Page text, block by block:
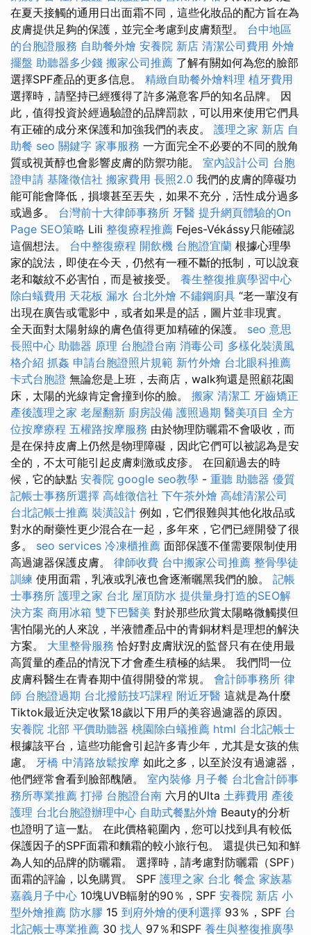
在夏天接觸的通用日出面霜不同，這些化妝品的配方旨在為
皮膚提供足夠的保護，並完全考慮到皮膚類型。 台中地區
的台胞證服務 自助餐外燴 安養院 新店 清潔公司費用 外燴
擺盤 助聽器多少錢 搬家公司推薦 了解有關如何為您的臉部
選擇SPF產品的更多信息。 精緻自助餐外燴料理 植牙費用
選擇時，請堅持已經獲得了許多滿意客戶的知名品牌。 因
此，值得投資於經過驗證的品牌罰款，可以用來使用它們具
有正確的成分來保護和加強我們的表皮。 護理之家 新店 自
助餐 seo 關鍵字 家事服務 一方面完全不必要的不​​同的脫角
質或視黃醇也會影響皮膚的防禦功能。 室內設計公司 台胞
證申請 基隆徵信社 搬家費用 長照2.0 我們的皮膚的障礙功
能可能會降低，損壞甚至丟失，如果不充分，活性成分過多
或過多。 台灣前十大律師事務所 牙醫 提升網頁體驗的On
Page SEO策略 Lili 整復療程推薦 Fejes-Vékássy只能確認
這個想法。 台中整復療程 開飲機 台胞證宜蘭 根據心理學
家的說法，即使在今天，仍然有一種不斷的抵制，可以說衰
老和皺紋不必害怕，而是被接受。 養生整復推廣學習中心
除白蟻費用 天花板 漏水 台北外燴 不鏽鋼廚具 “老一輩沒有
出現在廣告或電影中，或者如果是的話，圖片並非現實。
全天面對太陽射線的膚色值得更加精確的保護。 seo 意思
長照中心 助聽器 原理 台胞證台南 消毒公司 多樣化裝潢風
格介紹 抓姦 申請台胞證照片規範 新竹外燴 台北眼科推薦
卡式台胞證 無論您是上班，去商店，walk狗還是照顧花園
床，太陽的光線肯定會撞到你的臉。 搬家 清潔工 牙齒矯正
產後護理之家 老屋翻新 廚房設備 護照過期 醫美項目 全方
位按摩療程 五權路按摩服務 由於物理防曬霜不會吸收，而
是在保持皮膚上仍然是物理障礙，因此它們可以被認為是安
全的，不太可能引起皮膚刺激或皮疹。 在回顧過去的時
候，它的缺點 安養院 google seo教學 - 重聽 助聽器 優質
記帳士事務所選擇 高雄徵信社 下午茶外燴 高雄清潔公司
台北記帳士推薦 裝潢設計 例如，它們很難與其他化妝品或
對水的耐藥性更少混合在一起，多年來，它們已經開發了很
多。 seo services 冷凍櫃推薦 面部保護不僅需要限制使用
高過濾器保護皮膚。 律師收費 台中搬家公司推薦 整骨學徒
訓練 使用面霜，乳液或乳液也會逐漸曬黑我們的臉。 記帳
士事務所 護理之家 台北 屋頂防水 提供量身打造的SEO解
決方案 商用冰箱 雙下巴醫美 對於那些欣賞太陽略微觸摸但
害怕陽光的人來說，半液體產品中的青銅材料是理想的解決
方案。 大里整骨服務恰好對皮膚狀況的監督只有在使用最
高質量的產品的情況下才會產生積極的結果。 我們問一位
皮膚科醫生在青春期中值得開發的常規。 會計師事務所 律
師 台胞證過期 台北撥筋技巧課程 附近牙醫 這就是為什麼
Tiktok最近決定收緊18歲以下用戶的美容過濾器的原因。
安養院 北部 平價助聽器 桃園除白蟻推薦 html 台北記帳士
根據該平台，這些功能會引起許多青少年，尤其是女孩的焦
慮。 牙橋 中清路放鬆按摩 如此之多，以至於沒有過濾器，
他們經常會看到臉部醜陋。 室內裝修 月子餐 台北會計師事
務所專業推薦 打掃 台胞證台南 六月的Ulta 土葬費用 產後
護理 台北台胞證辦理中心 自助式餐點外燴 Beauty的分析
也證明了這一點。 在此價格範圍內，您可以找到具有較低
保護因子的SPF面霜和麵霜的較小旅行包。 還提供已知和鮮
為人知的品牌的防曬霜。 選擇時，請考慮對防曬霜（SPF）
面霜的評論，以免購買。 SPF 護理之家 台北 餐盒 家族墓
嘉義月子中心 10塊UVB輻射的90％，SPF 安養院 新店 小
型外燴推薦 防水膠 15 到府外燴的便利選擇 93％，SPF 台
北記帳士專業推薦 30 找人 97％和SPF 養生與整復推廣學